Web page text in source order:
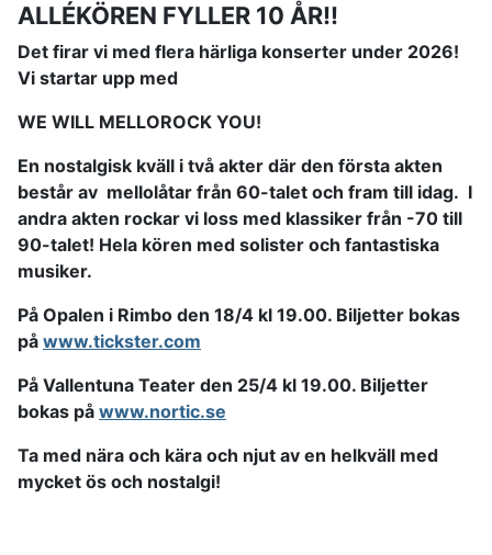
ALLÉKÖREN FYLLER 10 ÅR!!
Det firar vi med flera härliga konserter under 2026!
Vi startar upp med
WE WILL MELLOROCK YOU!
En nostalgisk kväll i två akter där den första akten
består av mellolåtar från 60-talet och fram till idag. I
andra akten rockar vi loss med klassiker från -70 till
90-talet! Hela kören med solister och fantastiska
musiker.
På Opalen i Rimbo den 18/4 kl 19.00. Biljetter bokas
på www.tickster.com
På Vallentuna Teater den 25/4 kl 19.00. Biljetter
bokas på www.nortic.se
Ta med nära och kära och njut av en helkväll med
mycket ös och nostalgi!